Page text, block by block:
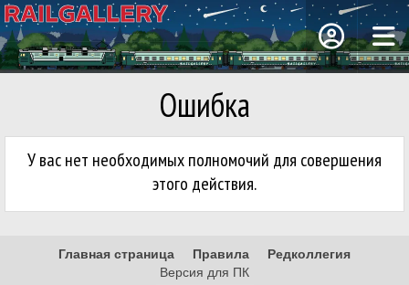
Ошибка
У вас нет необходимых полномочий для совершения
этого действия.
Главная страница Правила
Редколлегия
Версия для ПК